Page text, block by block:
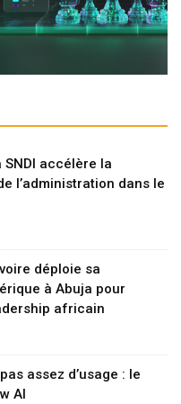
SNDI accélère la
l’administration dans le
déploie sa
à Abuja pour
africain
assez d’usage : le
AI